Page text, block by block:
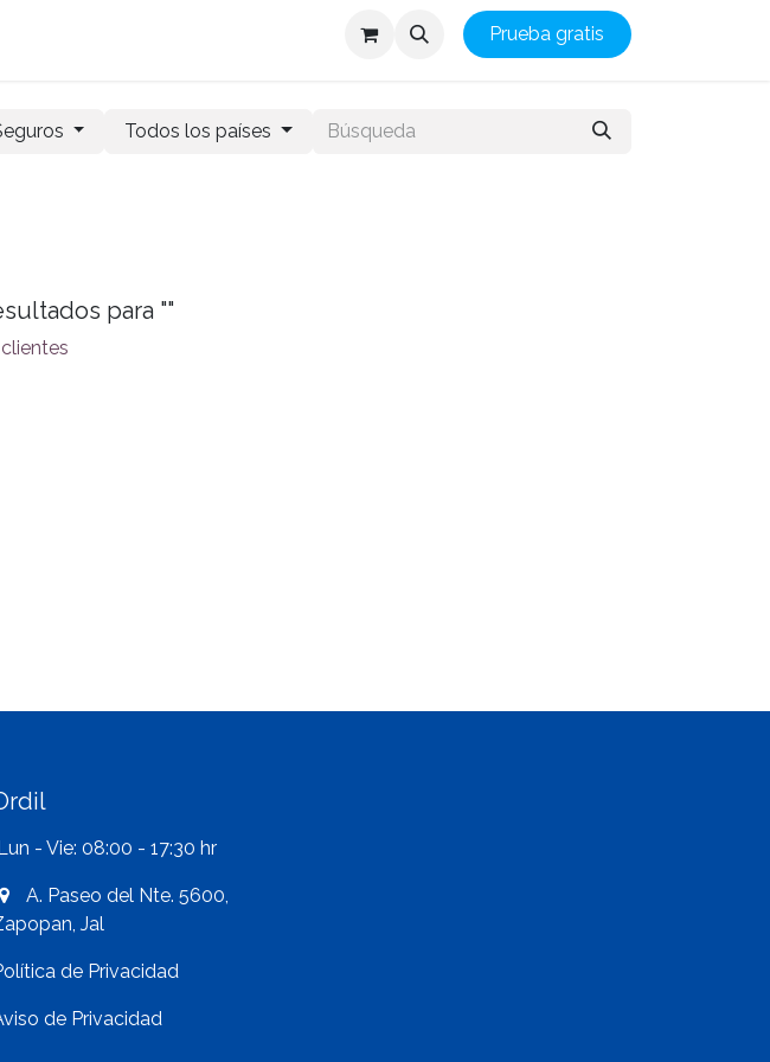
Prueba gratis
Todos los países
para ""
- Vie: 08:00 - 17:30 hr
A. Paseo del Nte. 5600,
Jal
de Privacidad
de Privacidad